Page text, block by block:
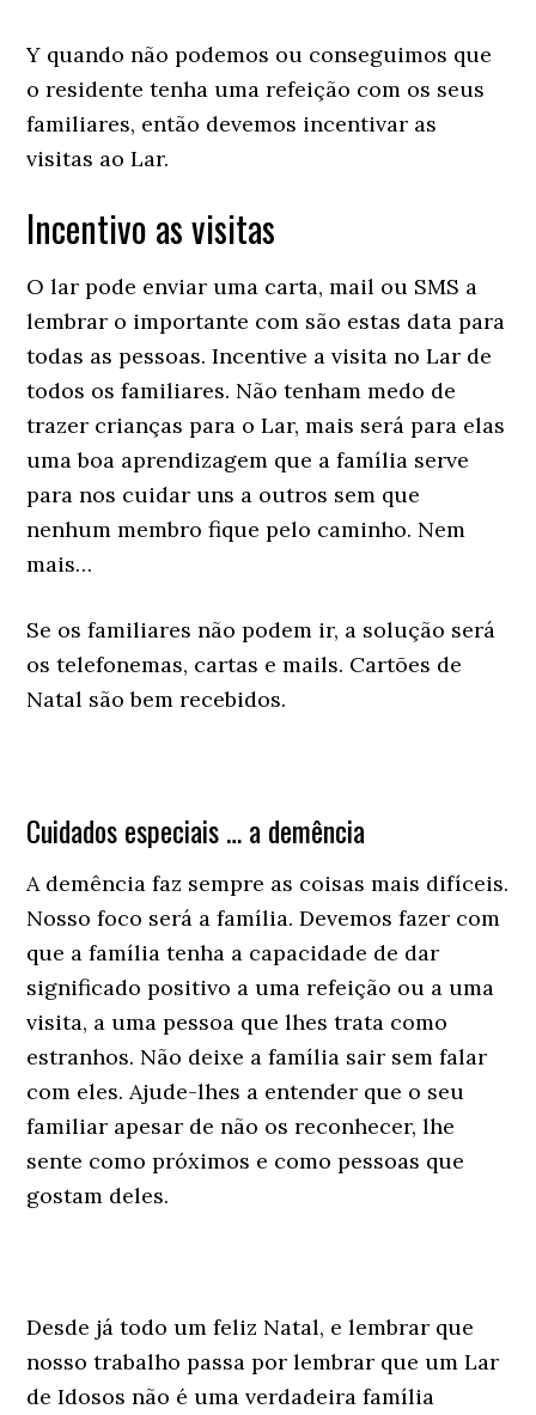
Y quando não podemos ou conseguimos que
o residente tenha uma refeição com os seus
familiares, então devemos incentivar as
visitas ao Lar.
Incentivo as visitas
O lar pode enviar uma carta, mail ou SMS a
lembrar o importante com são estas data para
todas as pessoas. Incentive a visita no Lar de
todos os familiares. Não tenham medo de
trazer crianças para o Lar, mais será para elas
uma boa aprendizagem que a família serve
para nos cuidar uns a outros sem que
nenhum membro fique pelo caminho. Nem
mais…
Se os familiares não podem ir, a solução será
os telefonemas, cartas e mails. Cartões de
Natal são bem recebidos.
Cuidados especiais … a demência
A demência faz sempre as coisas mais difíceis.
Nosso foco será a família. Devemos fazer com
que a família tenha a capacidade de dar
significado positivo a uma refeição ou a uma
visita, a uma pessoa que lhes trata como
estranhos. Não deixe a família sair sem falar
com eles. Ajude-lhes a entender que o seu
familiar apesar de não os reconhecer, lhe
sente como próximos e como pessoas que
gostam deles.
Desde já todo um feliz Natal, e lembrar que
nosso trabalho passa por lembrar que um Lar
de Idosos não é uma verdadeira família